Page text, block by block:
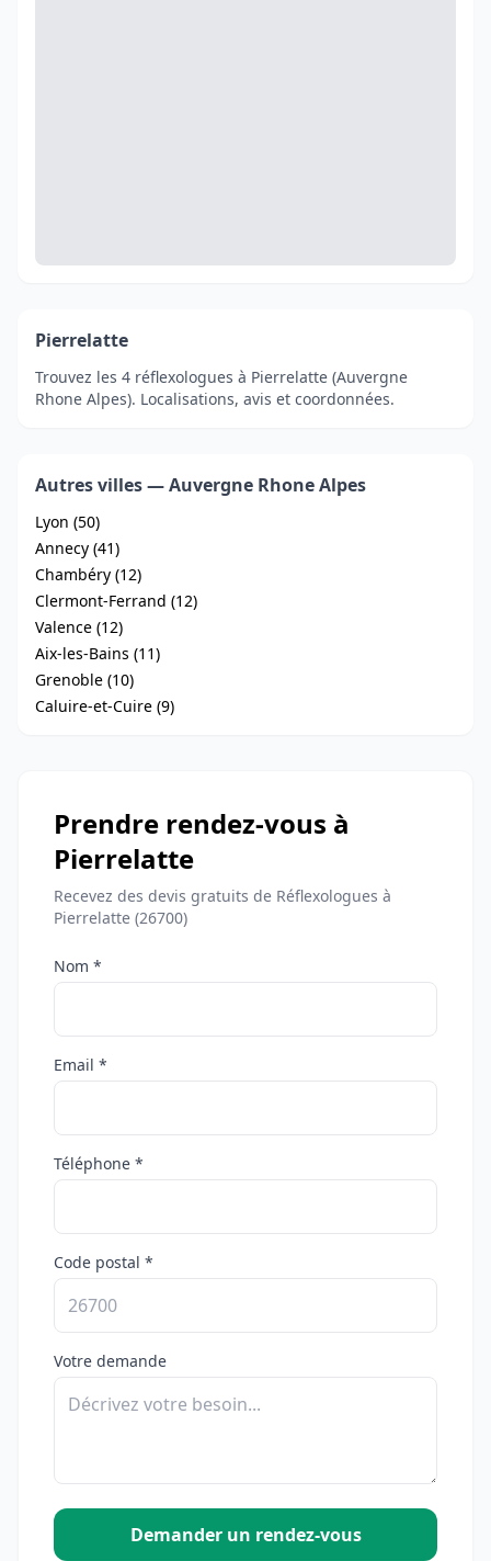
Pierrelatte
Trouvez les 4 réflexologues à Pierrelatte (Auvergne
Rhone Alpes). Localisations, avis et coordonnées.
Autres villes — Auvergne Rhone Alpes
Lyon (50)
Annecy (41)
Chambéry (12)
Clermont-Ferrand (12)
Valence (12)
Aix-les-Bains (11)
Grenoble (10)
Caluire-et-Cuire (9)
Prendre rendez-vous à
Pierrelatte
Recevez des devis gratuits de Réflexologues à
Pierrelatte (26700)
Nom *
Email *
Téléphone *
Code postal *
Votre demande
Demander un rendez-vous